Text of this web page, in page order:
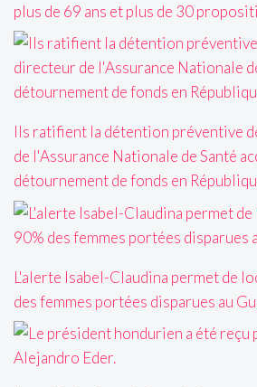
plus de 69 ans et plus de 30
Ils ratifient la détention préventive
de l'Assurance Nationale de Santé
détournement de fonds en
L'alerte Isabel-Claudina permet de
des femmes portées disparues au